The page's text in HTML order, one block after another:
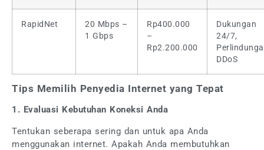
RapidNet
20 Mbps –
1 Gbps
Rp400.000
–
Rp2.200.000
Dukungan
24/7,
DDoS
Tips Memilih Penyedia Internet yang Tepat
1. Evaluasi Kebutuhan Koneksi Anda
Tentukan seberapa sering dan untuk apa Anda
menggunakan internet. Apakah Anda membutuhkan